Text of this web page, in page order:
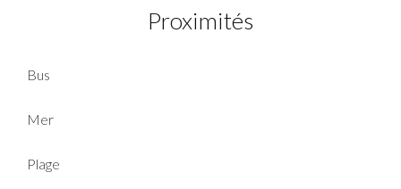
Proximités
Bus
Mer
Plage